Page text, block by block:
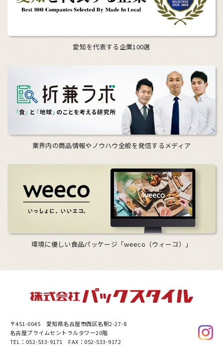
愛知を代表する企業100選
業界内の商品情報やノウハウ全般を発信するメディア
環境に優しい食品パッケージ「weeco（ウィーコ）」
〒451-0045 愛知県名古屋市西区名駅2-27-8
名古屋プライムセントラルタワー20階
TEL：052-533-9171 FAX：052-533-9172